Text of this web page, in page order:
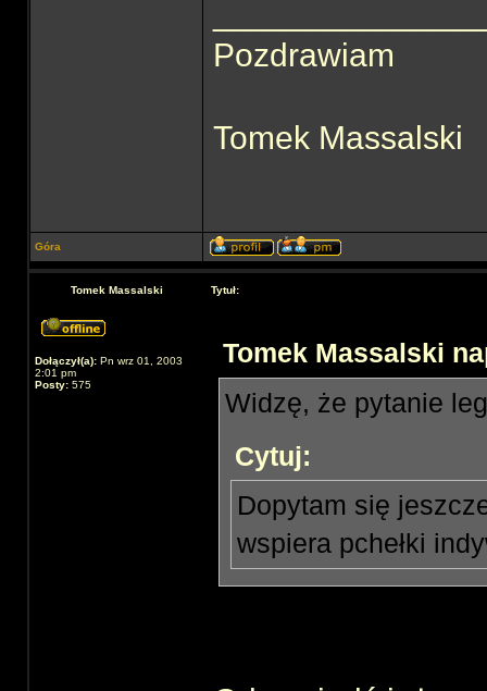
Pozdrawiam
Tomek Massalski
Góra
Tomek Massalski Tytuł:
Dołączył(a): Pn wrz 01, 2003
2:01 pm
Posty: 575
Tomek Massalski
Widzę, że pytanie
Cytuj:
Dopytam się
wspiera pchełki